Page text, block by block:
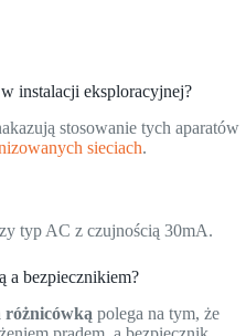
instalacji eksploracyjnej?
stosowanie tych aparatów
sieciach.
typ AC z czujnością 30mA.
a bezpiecznikiem?
różnicówką polega na tym, że